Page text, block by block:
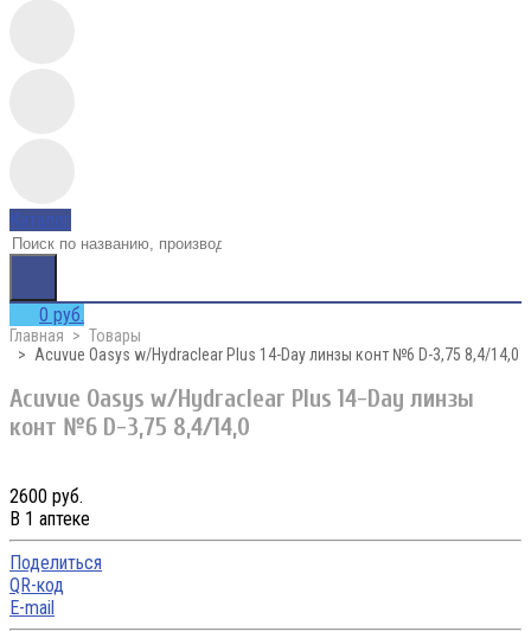
Каталог
0 руб.
Главная
Товары
Acuvue Oasys w/Hydraclear Plus 14-Day линзы конт №6 D-3,75 8,4/14,0
Acuvue Oasys w/Hydraclear Plus 14-Day линзы
конт №6 D-3,75 8,4/14,0
2600 руб.
В 1 аптеке
Поделиться
QR-код
E-mail